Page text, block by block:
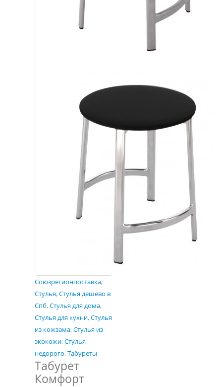
Союзрегионпоставка,
Стулья,Стулья дешево в
Спб,Стулья для дома,
Стулья для кухни,Стулья
из кожзама,Стулья из
экокожи,Стулья
недорого,Табуреты
Табурет
Комфорт